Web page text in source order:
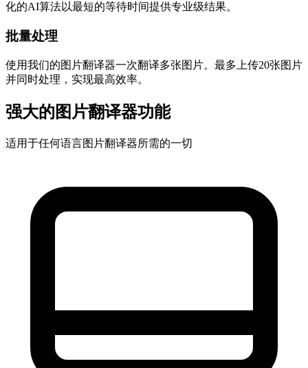
化的AI算法以最短的等待时间提供专业级结果。
批量处理
使用我们的图片翻译器一次翻译多张图片。最多上传20张图片
并同时处理，实现最高效率。
强大的图片翻译器功能
适用于任何语言图片翻译器所需的一切